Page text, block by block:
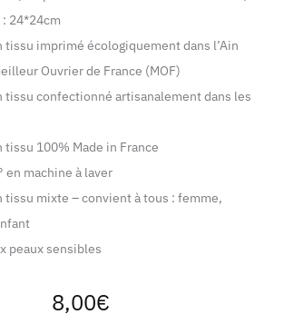
24*24cm
tissu imprimé écologiquement dans l’Ain
Ouvrier de France (MOF)
tissu confectionné artisanalement dans les
tissu 100% Made in France
en machine à laver
tissu mixte – convient à tous : femme,
peaux sensibles
8,00€